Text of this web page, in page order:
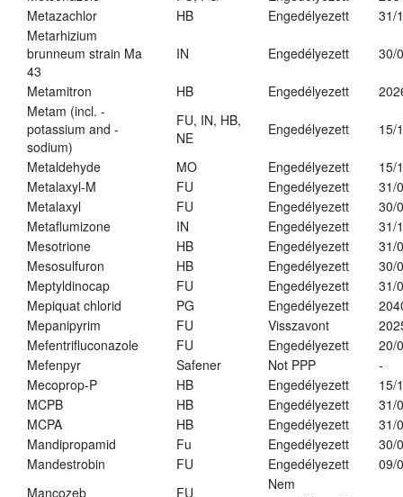
Metazachlor
HB Engedélyezett
31/
Metarhizium
brunneum strain Ma
43
IN Engedélyezett 30/
Metamitron HB Engedélyezett
Metam (incl. -
potassium and -
sodium)
FU, IN, HB,
NE
Engedélyezett 15/
Metaldehyde MO Engedélyezett
15/
Metalaxyl-M
FU Engedélyezett
31/
Metalaxyl
FU Engedélyezett
30/
Metaflumizone
IN Engedélyezett
31/
Mesotrione
HB Engedélyezett
31/
Mesosulfuron
HB Engedélyezett
30/
Meptyldinocap
FU Engedélyezett
31/
Mepiquat chlorid
PG Engedélyezett
Mepanipyrim
FU Visszavont
Mefentrifluconazole
FU Engedélyezett
20/
Mefenpyr
Safener Not PPP
-
Mecoprop-P
HB Engedélyezett
15/
MCPB
HB Engedélyezett
31/
MCPA
HB Engedélyezett
31/
Mandipropamid
Fu Engedélyezett
30/
Mandestrobin
FU Engedélyezett
09/
Mancozeb
FU
Nem